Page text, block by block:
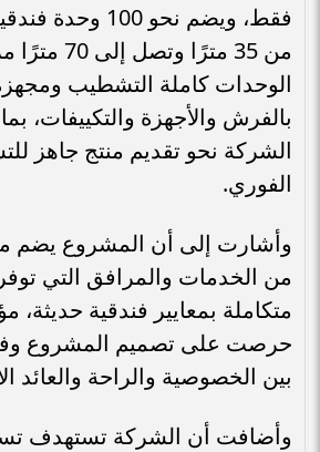
فقط، ويضم نحو
من 35 مترًا
الوحدات كاملة التشطيب
بالفرش والأجهزة والتكييفات،
الشركة نحو تقديم منتج جاهز
الفوري.
وأشارت إلى أن المشروع يضم
من الخدمات والمرافق التي
متكاملة بمعايير فندقية حديثة،
حرصت على تصميم المشروع
بين الخصوصية والراحة والعائد
وأضافت أن الشركة تستهدف